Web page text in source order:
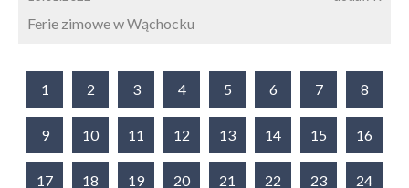
Ferie zimowe w Wąchocku
1 2 3 4 5 6 7 8
9 10 11 12 13 14 15 16
17 18 19 20 21 22 23 24